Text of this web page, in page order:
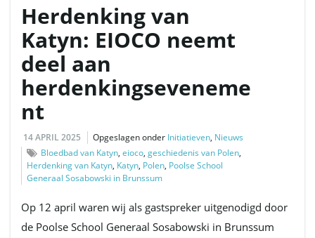
Herdenking van
Katyn: EIOCO neemt
deel aan
herdenkingseveneme
nt
14 APRIL 2025 Opgeslagen onder Initiatieven, Nieuws
Bloedbad van Katyn, eioco, geschiedenis van Polen,
Herdenking van Katyn, Katyn, Polen, Poolse School
Generaal Sosabowski in Brunssum
Op 12 april waren wij als gastspreker uitgenodigd door
de Poolse School Generaal Sosabowski in Brunssum